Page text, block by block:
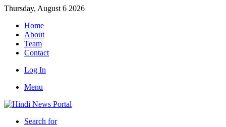
Thursday, August 6 2026
Home
About
Team
Contact
Log In
Menu
Search for